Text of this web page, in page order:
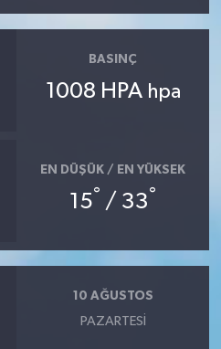
BASINÇ
1008 HPA hpa
EN DÜŞÜK / EN YÜKSEK
15° / 33°
10 AĞUSTOS
PAZARTESI